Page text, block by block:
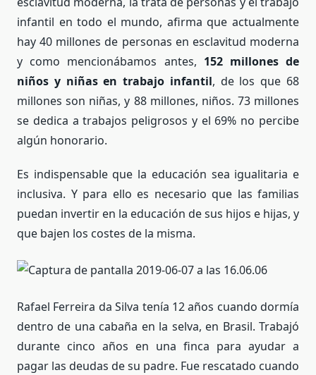
infantil en todo el mundo, afirma que actualmente
hay 40 millones de personas en esclavitud moderna
y como mencionábamos antes, 152 millones de
niños y niñas en trabajo infantil, de los que 68
millones son niñas, y 88 millones, niños. 73 millones
se dedica a trabajos peligrosos y el 69% no percibe
algún honorario.
Es indispensable que la educación sea igualitaria e
inclusiva. Y para ello es necesario que las familias
puedan invertir en la educación de sus hijos e hijas, y
que bajen los costes de la misma.
Rafael Ferreira da Silva tenía 12 años cuando dormía
dentro de una cabaña en la selva, en Brasil. Trabajó
durante cinco años en una finca para ayudar a
pagar las deudas de su padre. Fue rescatado cuando